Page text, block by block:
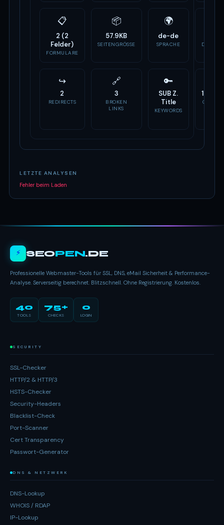
📋
2 (2
Felder)
FORMULARE
📦
57.9KB
SEITENGRÖSSE
🌍
de-de
SPRACHE
↪
2
REDIRECTS
🔗
3
BROKEN
LINKS
🔑
SUB Z.
Title
KEYWORDS
10
OG
LETZTE ANALYSEN
Fehler beim Laden
⚡ SEOPEN.DE
Professionelle Webmaster-Tools für SSL, DNS, eMail Sicherheit & Performance-
Analyse. Serverseitig berechnet. Blitzschnell. Ohne Registrierung. Kostenlos.
40
TOOLS
75+
CHECKS
0
LOGIN
SECURITY
SSL-Checker
HTTP/2 & HTTP/3
HSTS-Checker
Security-Headers
Blacklist-Check
Port-Scanner
Cert Transparency
Passwort-Generator
DNS & NETZWERK
DNS-Lookup
WHOIS / RDAP
IP-Lookup